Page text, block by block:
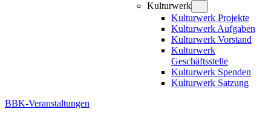
Kulturwerk
Kulturwerk Projekte
Kulturwerk Aufgaben
Kulturwerk Vorstand
Kulturwerk
Geschäftsstelle
Kulturwerk Spenden
Kulturwerk Satzung
BBK-Veranstaltungen